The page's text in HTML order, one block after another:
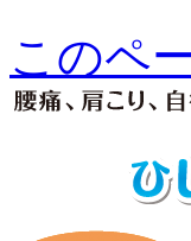
このペ